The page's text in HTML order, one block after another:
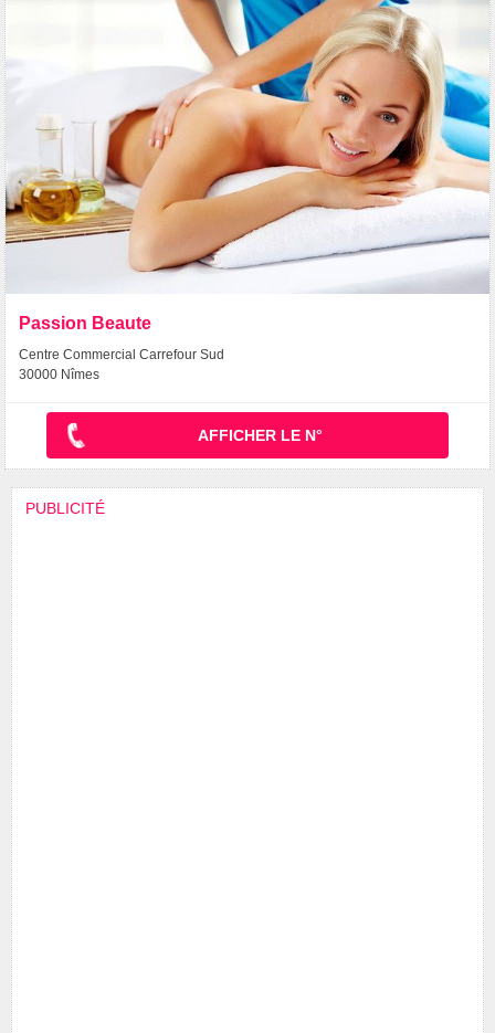
Passion Beaute
Centre Commercial Carrefour Sud
30000 Nîmes
AFFICHER LE N°
PUBLICITÉ